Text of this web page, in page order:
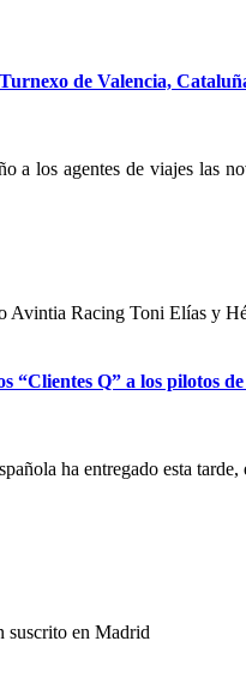
de Valencia,
a los agentes de viajes las
Racing Toni Elías y
“Clientes Q” a los pilotos
ha entregado esta
suscrito en Madrid